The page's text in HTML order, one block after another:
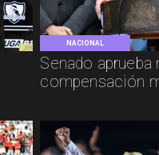
NACIONAL
Senado
compensación